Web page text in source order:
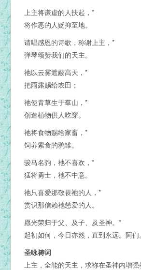
上主将谦虚的人扶起，*
将作恶的人贬抑至地。
请唱感恩的诗歌，称谢上主，*
弹琴颂赞我们的天主。
祂以云雾遮蔽高天，*
把雨露赐给农田；
祂使青草生于羣山，*
创造植物供人吃穿。
祂将食物赐给家畜，*
饲养索食的鸦雏。
骏马名驹，祂不喜欢，*
猛将勇士，祂不中意。
祂只喜爱那敬畏祂的人，*
赏识那信赖祂慈爱的人。
愿光荣归于父、及子、及圣神。*
起初如何，今日亦然，直到永远。阿们。
圣咏祷词
上主，全能的天主，求祢在圣神内增